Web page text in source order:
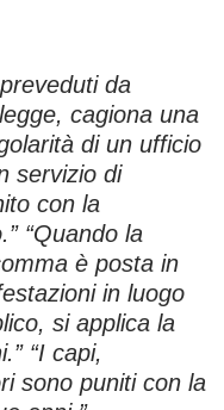
da
cagiona una
di un ufficio
servizio di
con la
“Quando la
è posta in
in luogo
si applica la
“I capi,
sono puniti con la